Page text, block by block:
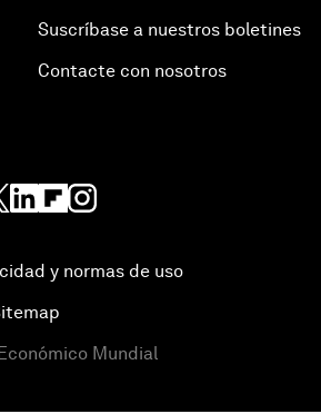
Suscríbase a nuestros boletines
Contacte con nosotros
y normas de uso
Mundial